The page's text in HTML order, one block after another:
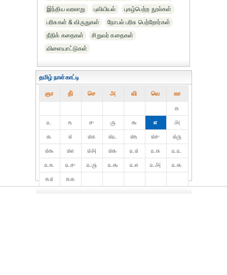
இந்திய வரலாறு
புவியியல்
புகழ்பெற்ற நூல்கள்
பரிசுகள் & விருதுகள்
நோபல் பரிசு‎ பெற்றோர்‎கள்
நீதிக் கதைகள்
சிறுவர் கதைகள்
விளையாட்டுகள்
தமிழ் நாள்காட்டி
ஞா தி் செ அ வி வெ கா
௧
௨
௩ ௪ ௫ ௬ ௭
௮
௯
௰ ௰௧ ௰௨ ௰௩ ௰௪
௰௫
௰௬
௰௭ ௰௮ ௰௯ ௨௰ ௨௧
௨௨
௨௩
௨௪ ௨௫ ௨௬ ௨௭ ௨௮
௨௯
௩௰
௩௧